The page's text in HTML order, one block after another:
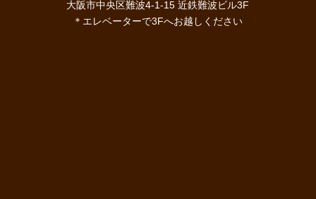
大阪市中央区難波4-1-15 近鉄難波ビル3F
＊エレベーターで3Fへお越しください